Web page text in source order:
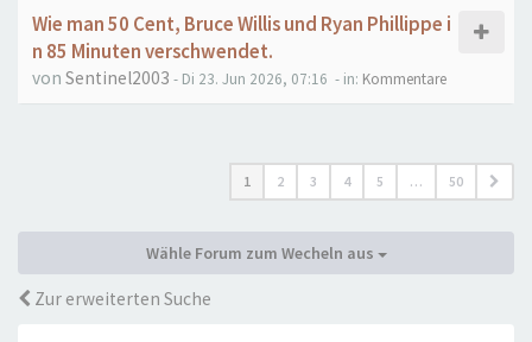
Wie man 50 Cent, Bruce Willis und Ryan Phillippe i
n 85 Minuten verschwendet.
von Sentinel2003 - Di 23. Jun 2026, 07:16 - in: Kommentare
1 2 3 4 5 … 50
Wähle Forum zum Wecheln aus
Zur erweiterten Suche